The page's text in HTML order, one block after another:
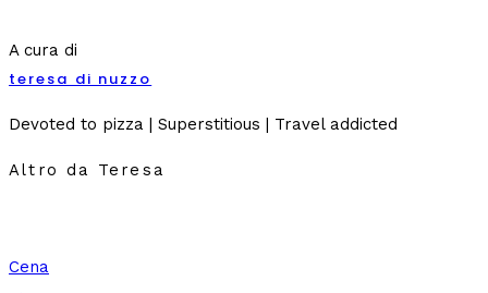
A cura di
teresa di nuzzo
Devoted to pizza | Superstitious | Travel addicted
Altro da Teresa
Cena